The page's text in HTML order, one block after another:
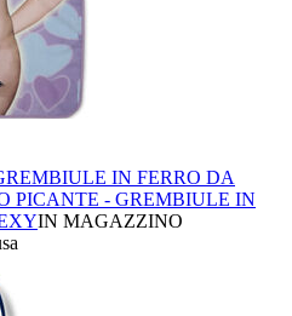
IN FERRO DA
PICANTE - GREMBIULE IN
IN MAGAZZINO